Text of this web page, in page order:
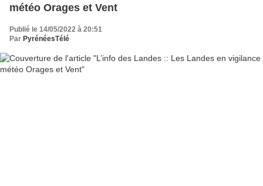
météo Orages et Vent
Publié le 14/05/2022 à 20:51
Par PyrénéesTélé